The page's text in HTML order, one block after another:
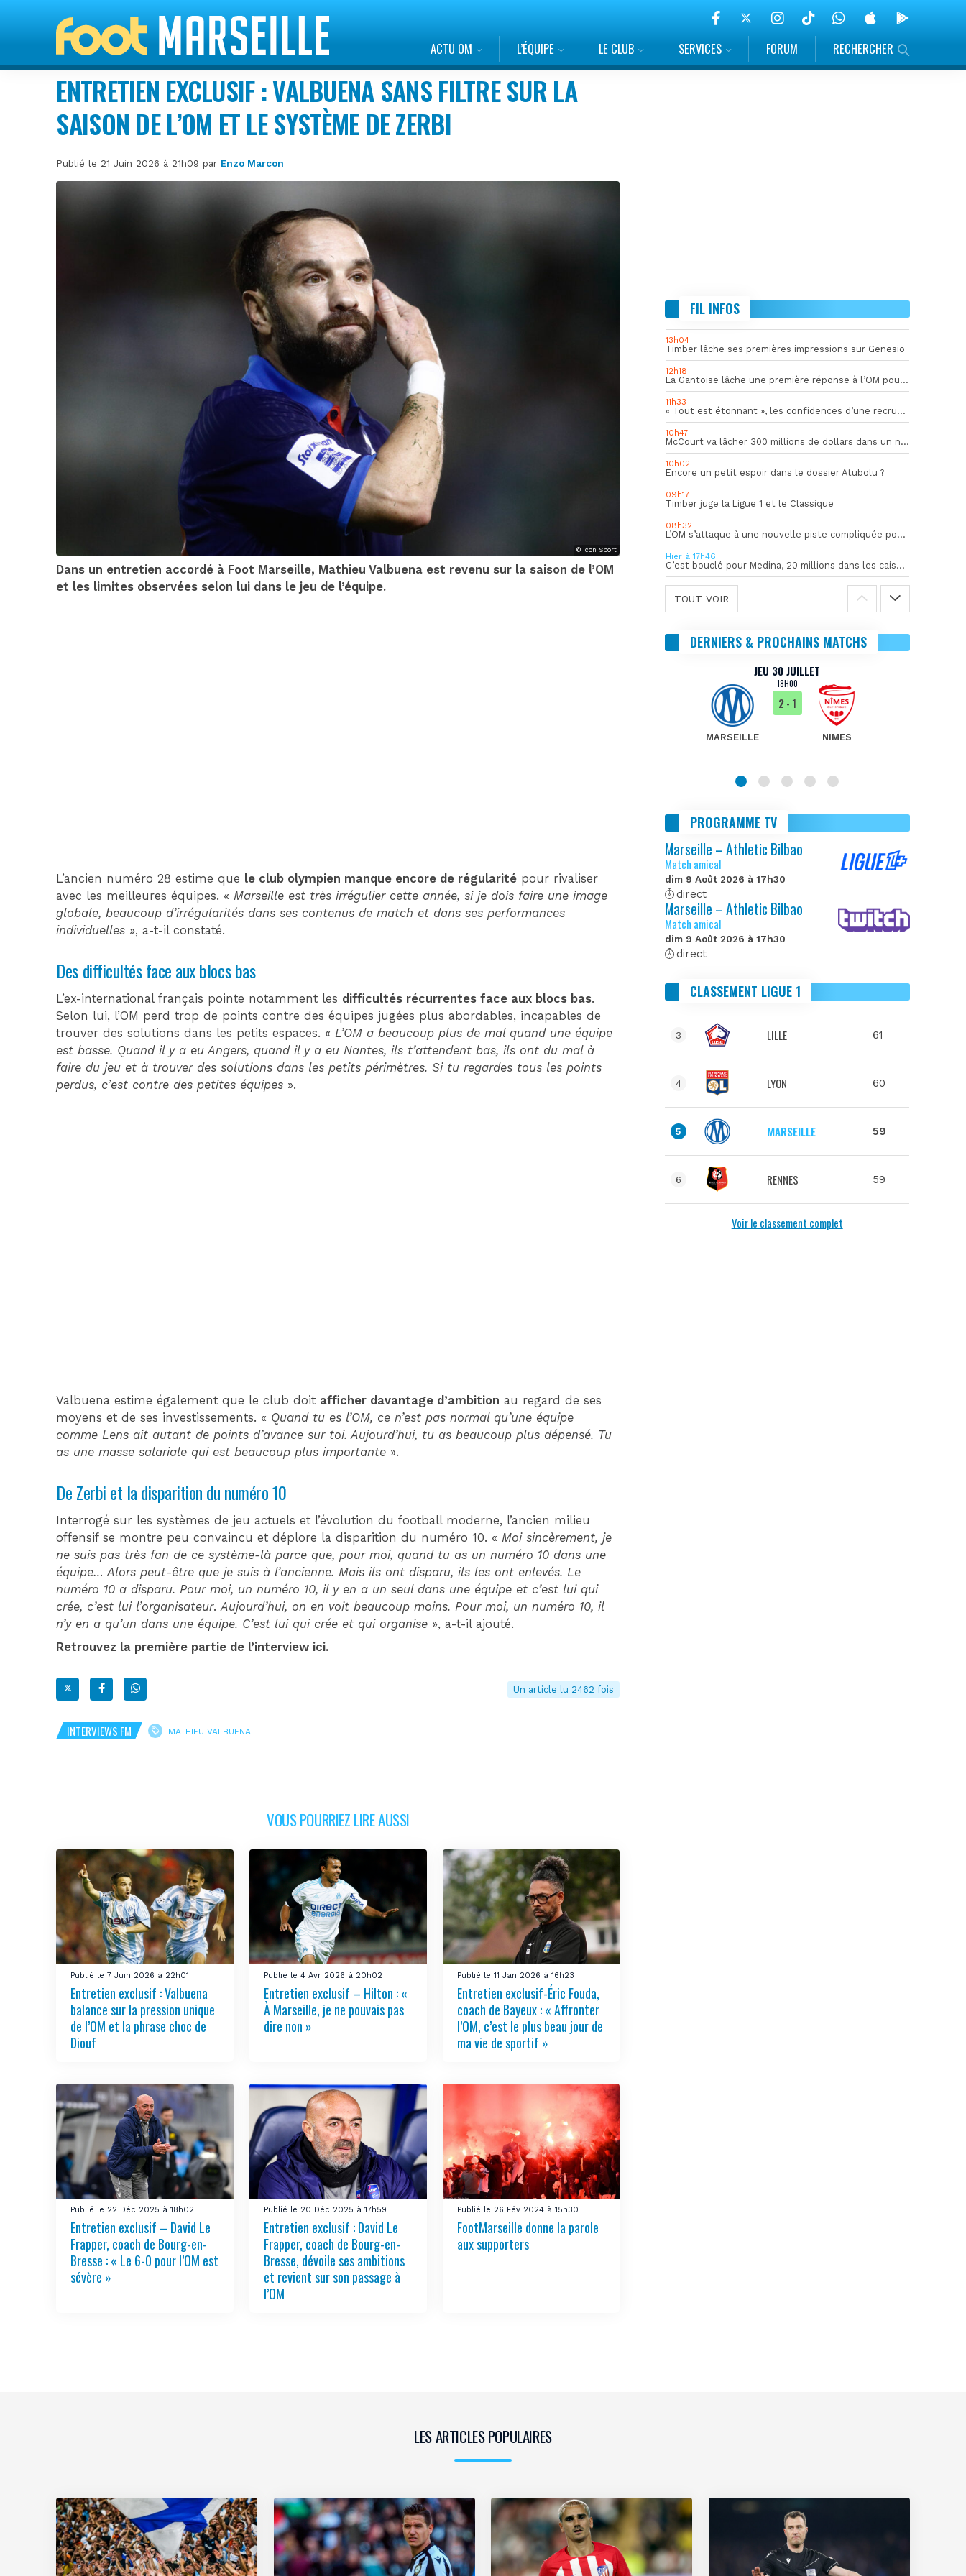
ACTU OM L’ÉQUIPE LE CLUB SERVICES FORUM RECHERCHER
ENTRETIEN EXCLUSIF : VALBUENA SANS FILTRE SUR LA
SAISON DE L’OM ET LE SYSTÈME DE ZERBI
Publié le 21 Juin 2026 à 21h09 par Enzo Marcon
© Icon Sport
Dans un entretien accordé à Foot Marseille, Mathieu Valbuena est revenu sur la saison de l’OM
et les limites observées selon lui dans le jeu de l’équipe.
L’ancien numéro 28 estime que le club olympien manque encore de régularité pour rivaliser
avec les meilleures équipes. « Marseille est très irrégulier cette année, si je dois faire une image
globale, beaucoup d’irrégularités dans ses contenus de match et dans ses performances
individuelles », a-t-il constaté.
Des difficultés face aux blocs bas
L’ex-international français pointe notamment les difficultés récurrentes face aux blocs bas.
Selon lui, l’OM perd trop de points contre des équipes jugées plus abordables, incapables de
trouver des solutions dans les petits espaces. « L’OM a beaucoup plus de mal quand une équipe
est basse. Quand il y a eu Angers, quand il y a eu Nantes, ils t’attendent bas, ils ont du mal à
faire du jeu et à trouver des solutions dans les petits périmètres. Si tu regardes tous les points
perdus, c’est contre des petites équipes ».
Valbuena estime également que le club doit afficher davantage d’ambition au regard de ses
moyens et de ses investissements. « Quand tu es l’OM, ce n’est pas normal qu’une équipe
comme Lens ait autant de points d’avance sur toi. Aujourd’hui, tu as beaucoup plus dépensé. Tu
as une masse salariale qui est beaucoup plus importante ».
De Zerbi et la disparition du numéro 10
Interrogé sur les systèmes de jeu actuels et l’évolution du football moderne, l’ancien milieu
offensif se montre peu convaincu et déplore la disparition du numéro 10. « Moi sincèrement, je
ne suis pas très fan de ce système-là parce que, pour moi, quand tu as un numéro 10 dans une
équipe… Alors peut-être que je suis à l’ancienne. Mais ils ont disparu, ils les ont enlevés. Le
numéro 10 a disparu. Pour moi, un numéro 10, il y en a un seul dans une équipe et c’est lui qui
crée, c’est lui l’organisateur.Aujourd’hui, on en voit beaucoup moins. Pour moi, un numéro 10, il
n’y en a qu’un dans une équipe. C’est lui qui crée et qui organise », a-t-il ajouté.
Retrouvez la première partie de l’interview ici.
Un article lu 2462 fois
INTERVIEWS FM MATHIEU VALBUENA
VOUS POURRIEZ LIRE AUSSI
Publié le 7 Juin 2026 à 22h01
Entretien exclusif : Valbuena
balance sur la pression unique
de l’OM et la phrase choc de
Diouf
Publié le 4 Avr 2026 à 20h02
Entretien exclusif – Hilton : «
À Marseille, je ne pouvais pas
dire non »
Publié le 11 Jan 2026 à 16h23
Entretien exclusif-Éric Fouda,
coach de Bayeux : « Affronter
l’OM, c’est le plus beau jour de
ma vie de sportif »
Publié le 22 Déc 2025 à 18h02
Entretien exclusif – David Le
Frapper, coach de Bourg-en-
Bresse : « Le 6-0 pour l’OM est
sévère »
Publié le 20 Déc 2025 à 17h59
Entretien exclusif : David Le
Frapper, coach de Bourg-en-
Bresse, dévoile ses ambitions
et revient sur son passage à
l’OM
Publié le 26 Fév 2024 à 15h30
FootMarseille donne la parole
aux supporters
FIL INFOS
13h04
Timber lâche ses premières impressions sur Genesio
12h18
La Gantoise lâche une première réponse à l’OM pour Goore
11h33
« Tout est étonnant », les confidences d’une recrue du mercato hivernal de l’OM
10h47
McCourt va lâcher 300 millions de dollars dans un nouveau projet
10h02
Encore un petit espoir dans le dossier Atubolu ?
09h17
Timber juge la Ligue 1 et le Classique
08h32
L’OM s’attaque à une nouvelle piste compliquée pour la succession de Rulli
Hier à 17h46
C’est bouclé pour Medina, 20 millions dans les caisses de l’OM
TOUT VOIR
DERNIERS & PROCHAINS MATCHS
JEU 30 JUILLET
18H00
MARSEILLE
2- 1
NIMES
PROGRAMME TV
Marseille – Athletic Bilbao
Match amical
dim 9 Août 2026 à 17h30
direct
Marseille – Athletic Bilbao
Match amical
dim 9 Août 2026 à 17h30
direct
CLASSEMENT LIGUE 1
3 LILLE 61
4 LYON 60
5 MARSEILLE 59
6 RENNES 59
Voir le classement complet
LES ARTICLES POPULAIRES